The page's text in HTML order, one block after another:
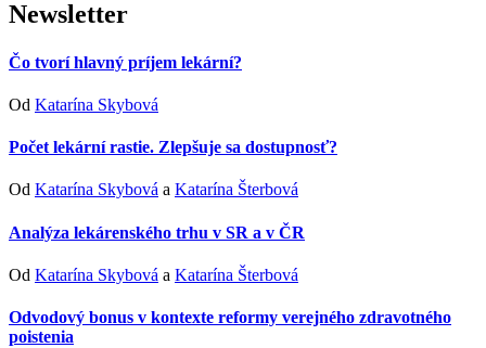
Newsletter
Čo tvorí hlavný príjem lekární?
Od Katarína Skybová
Počet lekární rastie. Zlepšuje sa dostupnosť?
Od Katarína Skybová a Katarína Šterbová
Analýza lekárenského trhu v SR a v ČR
Od Katarína Skybová a Katarína Šterbová
Odvodový bonus v kontexte reformy verejného zdravotného
poistenia